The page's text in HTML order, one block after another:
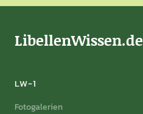
LibellenWissen.de
LW-1
Fotogalerien